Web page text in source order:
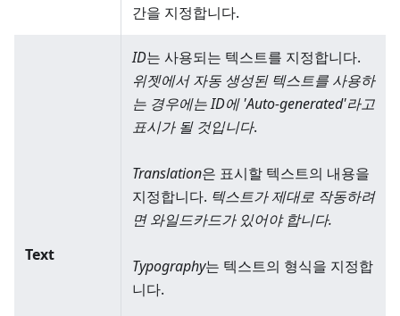
간을 지정합니다.
Text
ID는 사용되는 텍스트를 지정합니다.
위젯에서 자동 생성된 텍스트를 사용하
는 경우에는 ID에 'Auto-generated'라고
표시가 될 것입니다.
Translation은 표시할 텍스트의 내용을
지정합니다. 텍스트가 제대로 작동하려
면 와일드카드가 있어야 합니다.
Typography는 텍스트의 형식을 지정합
니다.